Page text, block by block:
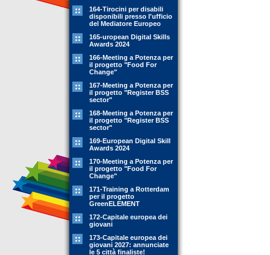
164-Tirocini per disabili
disponibili presso l'ufficio
del Mediatore Europeo
165-uropean Digital Skills
Awards 2024
166-Meeting a Potenza per
il progetto "Food For
Change"
167-Meeting a Potenza per
il progetto "Register BSS
sector"
168-Meeting a Potenza per
il progetto "Register BSS
sector"
169-European Digital Skill
Awards 2024
170-Meeting a Potenza per
il progetto "Food For
Change"
171-Training a Rotterdam
per il progetto
GreenELEMENT
172-Capitale europea dei
giovani
173-Capitale europea dei
giovani 2027: annunciate
le 5 città finaliste!